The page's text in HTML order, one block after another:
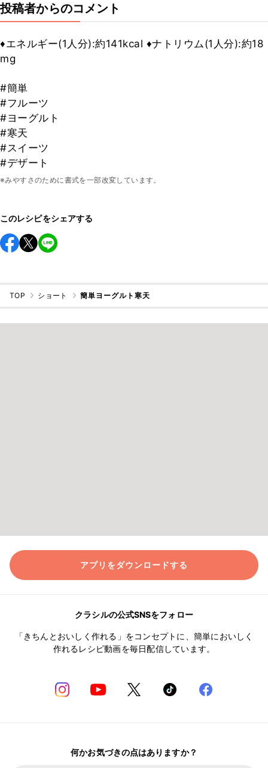
投稿者からのコメント
♦︎エネルギー(1人分):約141kcal ♦︎ナトリウム(1人分):約18
mg
#簡単
#フルーツ
#ヨーグルト
#寒天
#スイーツ
#デザート
※みやすさのために書式を一部改変しています。
このレシピをシェアする
TOP ショート 簡単ヨーグルト寒天
アプリをダウンロードする
クラシルの公式SNSをフォロー
「きちんとおいしく作れる」をコンセプトに、簡単においしく
作れるレシピ動画を毎日配信しています。
何かお気づきの点はありますか？